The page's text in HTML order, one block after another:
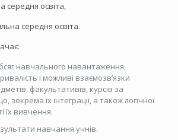
середня освіта,
середня освіта.
навчального навантаження,
і можливі взаємозв’язки
факультативів, курсів за
зокрема їх інтеграції, а також логічної
їх вивчення.
навчання учнів.